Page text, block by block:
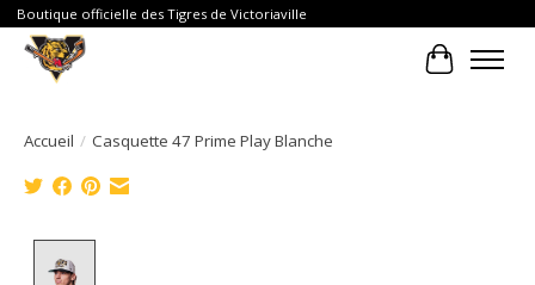
Boutique officielle des Tigres de Victoriaville
Panier
Accueil / Casquette 47 Prime Play Blanche